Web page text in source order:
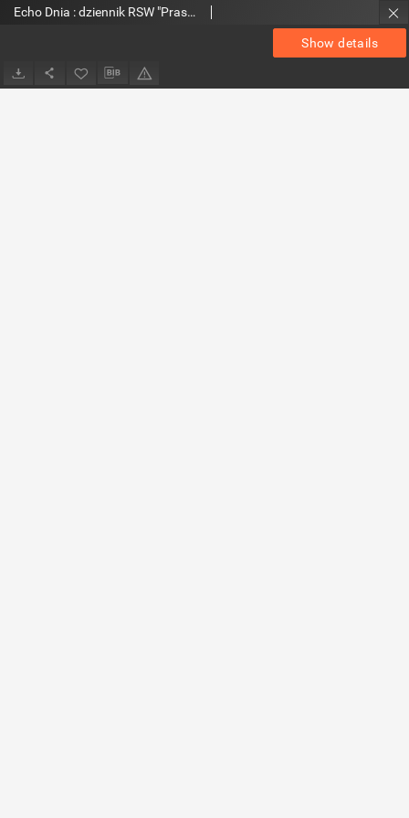
Show details
Echo Dnia : dziennik RSW "Prasa-Książka-Ruch" 1980, R.10, nr 82